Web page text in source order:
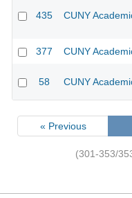
435 CUNY
377 CUNY
58 CUNY
« Previous
(301-353/